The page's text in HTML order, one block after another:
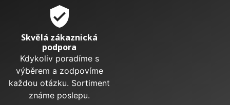
verified_user
Skvělá zákaznická
podpora
Kdykoliv poradíme s
výběrem a zodpovíme
každou otázku. Sortiment
známe poslepu.